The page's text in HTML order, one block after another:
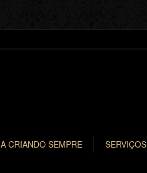
A CRIANDO SEMPRE SERVIÇOS